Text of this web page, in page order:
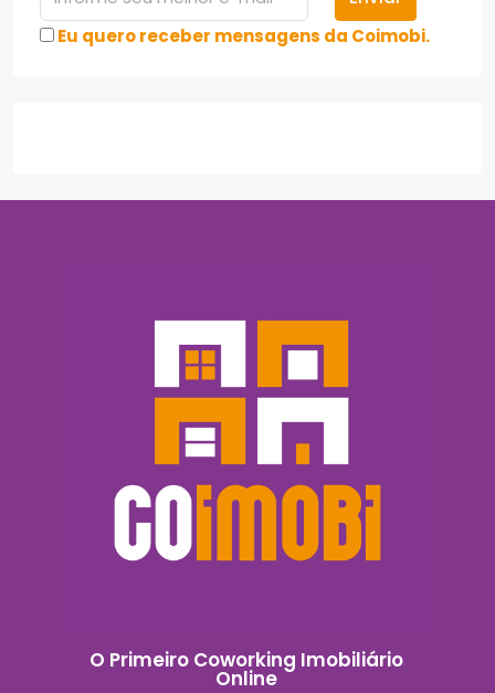
Eu quero receber mensagens da Coimobi.
O Primeiro Coworking Imobiliário
Online